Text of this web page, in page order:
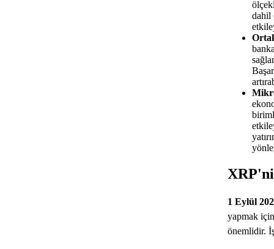
dahil
1 Eylül
yapmak
önemlidir.